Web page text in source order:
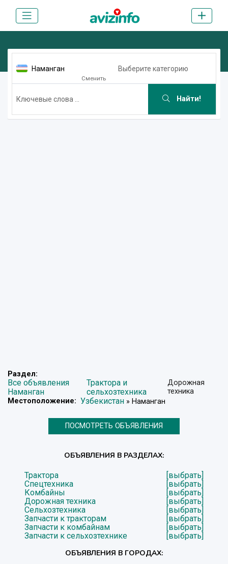
Наманган
Сменить
Выберите категорию
Найти!
Раздел:
Все объявления
Наманган
Трактора и
сельхозтехника
Дорожная
техника
Местоположение: Узбекистан » Наманган
ПОСМОТРЕТЬ ОБЪЯВЛЕНИЯ
ОБЪЯВЛЕНИЯ В РАЗДЕЛАХ:
Трактора
[выбрать]
Спецтехника
[выбрать]
Комбайны
[выбрать]
Дорожная техника
[выбрать]
Сельхозтехника
[выбрать]
Запчасти к тракторам
[выбрать]
Запчасти к комбайнам
[выбрать]
Запчасти к сельхозтехнике
[выбрать]
ОБЪЯВЛЕНИЯ В ГОРОДАХ: